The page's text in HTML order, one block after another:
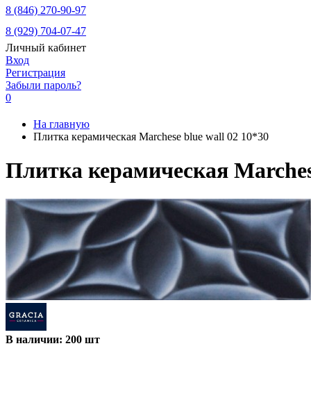
8 (846) 270-90-97
8 (929) 704-07-47
Личный кабинет
Вход
Регистрация
Забыли пароль?
0
На главную
Плитка керамическая Marchese blue wall 02 10*30
Плитка керамическая
В наличии: 200 шт